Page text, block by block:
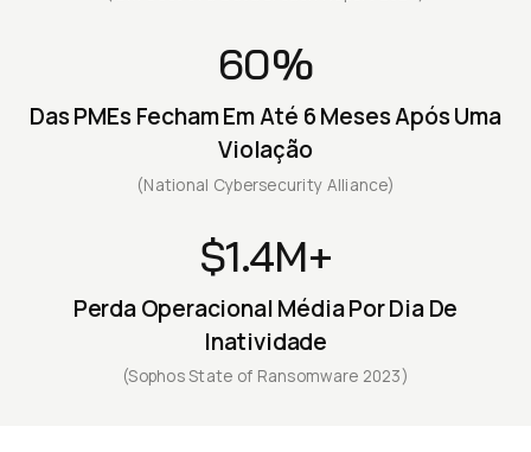
60%
Das PMEs Fecham Em Até 6 Meses Após Uma
Violação
(National Cybersecurity Alliance)
$1.4M+
Perda Operacional Média Por Dia De
Inatividade
(Sophos State of Ransomware 2023)